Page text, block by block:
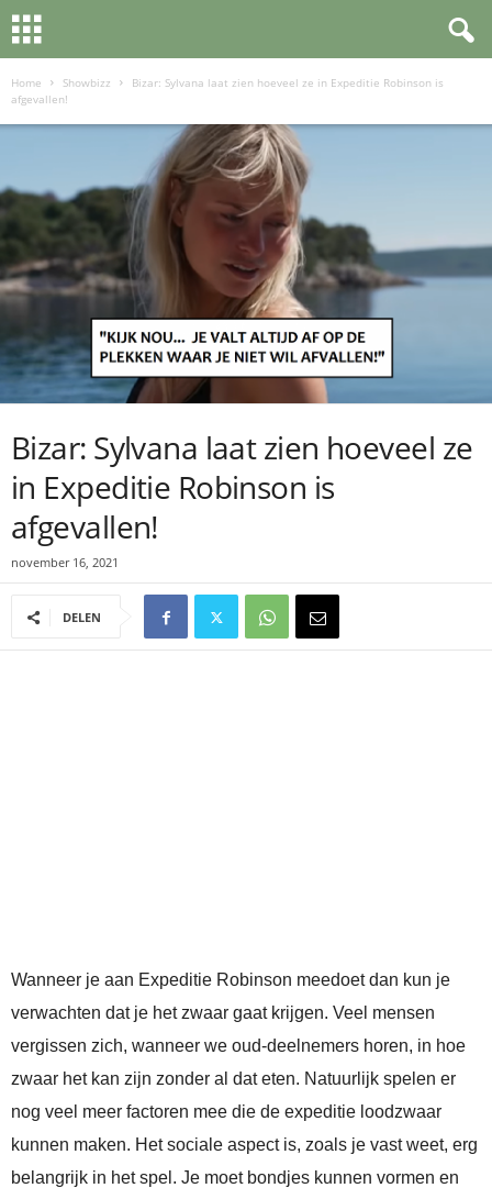
Home Showbizz
Bizar: Sylvana laat zien hoeveel ze in Expeditie Robinson is
afgevallen!
Bizar: Sylvana laat zien hoeveel ze
in Expeditie Robinson is
afgevallen!
november 16, 2021
DELEN
Wanneer je aan Expeditie Robinson meedoet dan kun je
verwachten dat je het zwaar gaat krijgen. Veel mensen
vergissen zich, wanneer we oud-deelnemers horen, in hoe
zwaar het kan zijn zonder al dat eten. Natuurlijk spelen er
nog veel meer factoren mee die de expeditie loodzwaar
kunnen maken. Het sociale aspect is, zoals je vast weet, erg
belangrijk in het spel. Je moet bondjes kunnen vormen en